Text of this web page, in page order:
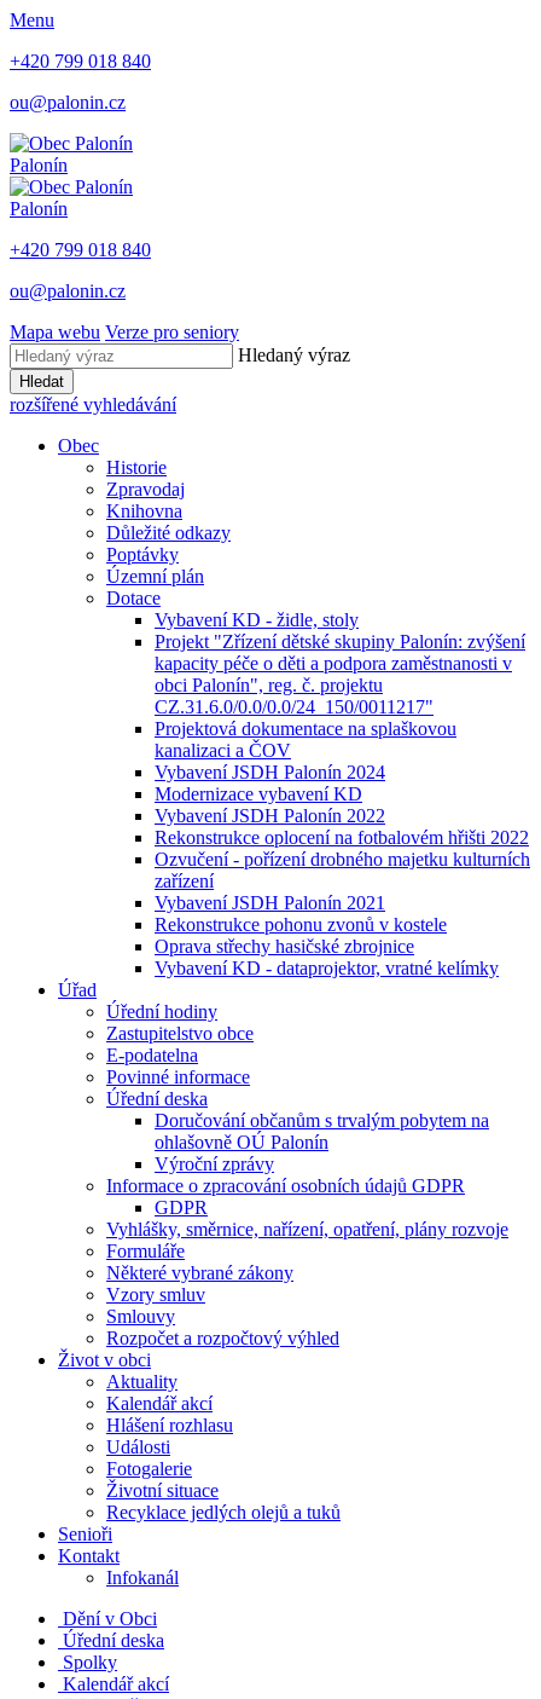
Menu
+420 799 018 840
ou@palonin.cz
Palonín
Palonín
+420 799 018 840
ou@palonin.cz
Mapa webu Verze pro seniory
Hledaný výraz
Hledat
rozšířené vyhledávání
Obec
Historie
Zpravodaj
Knihovna
Důležité odkazy
Poptávky
Územní plán
Dotace
Vybavení KD - židle, stoly
Projekt "Zřízení dětské skupiny Palonín: zvýšení
kapacity péče o děti a podpora zaměstnanosti v
obci Palonín", reg. č. projektu
CZ.31.6.0/0.0/0.0/24_150/0011217"
Projektová dokumentace na splaškovou
kanalizaci a ČOV
Vybavení JSDH Palonín 2024
Modernizace vybavení KD
Vybavení JSDH Palonín 2022
Rekonstrukce oplocení na fotbalovém hřišti 2022
Ozvučení - pořízení drobného majetku kulturních
zařízení
Vybavení JSDH Palonín 2021
Rekonstrukce pohonu zvonů v kostele
Oprava střechy hasičské zbrojnice
Vybavení KD - dataprojektor, vratné kelímky
Úřad
Úřední hodiny
Zastupitelstvo obce
E-podatelna
Povinné informace
Úřední deska
Doručování občanům s trvalým pobytem na
ohlašovně OÚ Palonín
Výroční zprávy
Informace o zpracování osobních údajů GDPR
GDPR
Vyhlášky, směrnice, nařízení, opatření, plány rozvoje
Formuláře
Některé vybrané zákony
Vzory smluv
Smlouvy
Rozpočet a rozpočtový výhled
Život v obci
Aktuality
Kalendář akcí
Hlášení rozhlasu
Události
Fotogalerie
Životní situace
Recyklace jedlých olejů a tuků
Senioři
Kontakt
Infokanál
Dění v Obci
Úřední deska
Spolky
Kalendář akcí